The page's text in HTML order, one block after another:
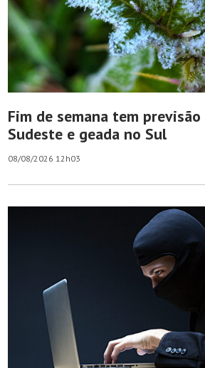
Fim de semana tem
Sudeste e geada no Sul
08/08/2026 12h03